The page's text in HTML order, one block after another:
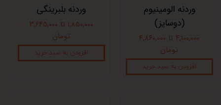
وردنه الومینیوم
(دوسایز)
۴,۱۰۰,۰۰۰ تا ۴,۸۶۰,۰۰۰
تومان
افزودن به سبد خرید
وردنه بلبرینگی
۱,۸۵۰,۰۰۰ تا ۳,۶۴۵,۰۰۰
تومان
افزودن به سبد خرید